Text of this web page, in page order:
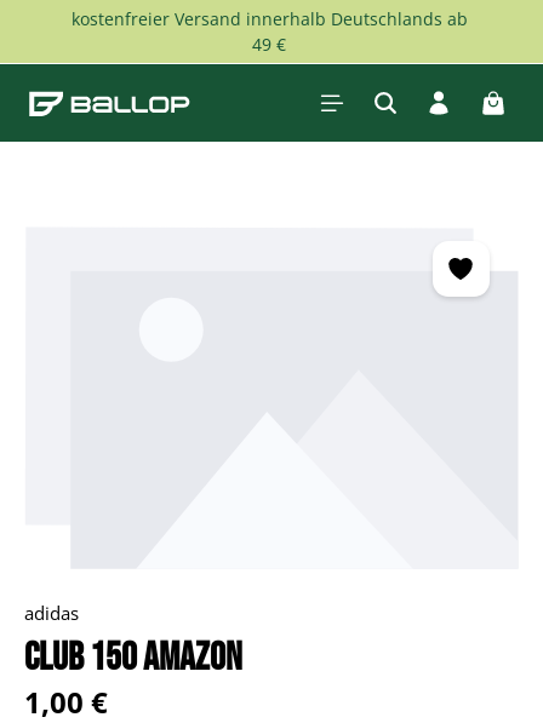
Zum Hauptinhalt springen
kostenfreier Versand innerhalb Deutschlands ab
49 €
adidas
Club 150 Amazon
Regulärer Preis:
1,00 €